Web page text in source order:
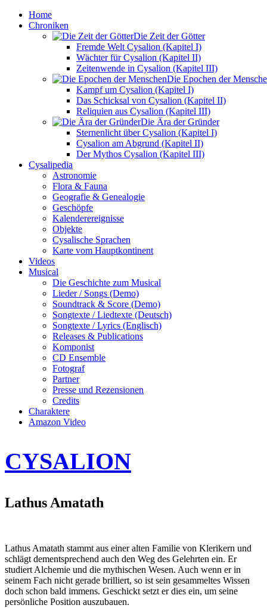
Home
Chroniken
Die Zeit der Götter
Fremde Welt Cysalion (Kapitel I)
Wächter für Cysalion (Kapitel II)
Zeitenwende in Cysalion (Kapitel III)
Die Epochen der
Kampf um Cysalion (Kapitel I)
Das Schicksal von Cysalion (Kapitel II)
Reliquien aus Cysalion (Kapitel III)
Die Ära der Gründer
Sternenlicht über Cysalion (Kapitel I)
Cysalion am Abgrund (Kapitel II)
Der Mythos Cysalion (Kapitel III)
Cysalipedia
Astronomie
Flora & Fauna
Geografie & Genealogie
Geschöpfe
Kalenderereignisse
Objekte
Cysalische Sprachen
Karte vom Hauptkontinent
Videos
Musical
Die Geschichte zum Musical
Lieder / Songs (Demo)
Soundtrack & Score (Demo)
Songtexte / Liedtexte (Deutsch)
Songtexte / Lyrics (Englisch)
Releases & Publications
Komponist
CD Ensemble
Fotograf
Partner
Presse und Rezensionen
Credits
Charaktere
Amazon Video
CYSALION
Lathus Amatath
Lathus Amatath stammt aus einer alten Familie von Klerikern und
schlägt dementsprechend auch den Weg des Gelehrten ein. Er
studiert Alchemie und die mythischen Wesen. Auch wenn er in
seinem Fach nicht gerade brilliert, so ist sein gesammeltes Wissen
doch schon bald immens. Geschickt setzt er dies ein, um seine
persönliche Position auszubauen.